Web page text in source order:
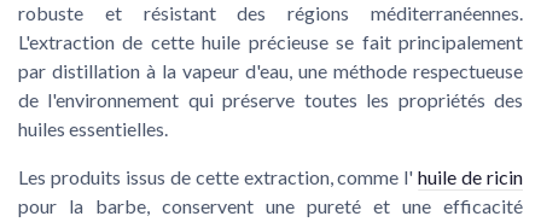
robuste et résistant des régions méditerranéennes.
L'extraction de cette huile précieuse se fait principalement
par distillation à la vapeur d'eau, une méthode respectueuse
de l'environnement qui préserve toutes les propriétés des
huiles essentielles.
Les produits issus de cette extraction, comme l'huile de ricin
pour la barbe, conservent une pureté et une efficacité